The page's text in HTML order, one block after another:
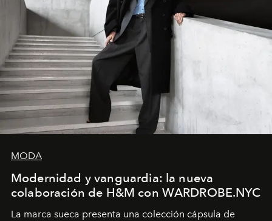
MODA
Modernidad y vanguardia: la nueva
colaboración de H&M con WARDROBE.NYC
La marca sueca presenta una colección cápsula de